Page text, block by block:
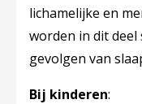
lichamelijke en
worden in dit deel
gevolgen van
Bij kinderen: